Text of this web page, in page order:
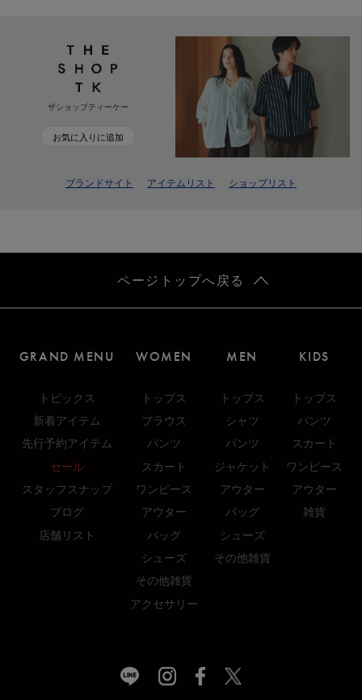
ザショップティーケー
お気に入りに追加
ブランドサイト アイテムリスト ショップリスト
ページトップへ戻る
GRAND MENU
トピックス
新着アイテム
先行予約アイテム
セール
スタッフスナップ
ブログ
店舗リスト
WOMEN
トップス
ブラウス
パンツ
スカート
ワンピース
アウター
バッグ
シューズ
その他雑貨
アクセサリー
MEN
トップス
シャツ
パンツ
ジャケット
アウター
バッグ
シューズ
その他雑貨
KIDS
トップス
パンツ
スカート
ワンピース
アウター
雑貨